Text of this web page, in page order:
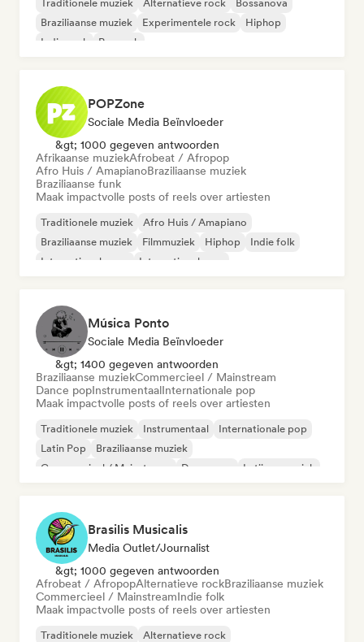
Traditionele muziek Alternatieve rock
Bossanova
Braziliaanse muziek
Experimentele rock
Hiphop
Indie rock
Poprock
POPZone
Sociale Media Beïnvloeder
&gt; 1000 gegeven antwoorden
Afrikaanse muziekAfrobeat / Afropop
Afro Huis / AmapianoBraziliaanse muziek
Braziliaanse funk
Maak impactvolle posts of reels over artiesten
Traditionele muziek
Afro Huis / Amapiano
Braziliaanse muziek
Filmmuziek Hiphop
Indie folk
Internationale pop
Internationale rap
Música Ponto
Sociale Media Beïnvloeder
&gt; 1400 gegeven antwoorden
Braziliaanse muziekCommercieel / Mainstream
Dance popInstrumentaalInternationale pop
Maak impactvolle posts of reels over artiesten
Traditionele muziek Instrumentaal
Internationale pop
Latin Pop
Braziliaanse muziek
Commercieel / Mainstream
Dance pop Latijnse muziek
Brasilis Musicalis
Media Outlet/Journalist
&gt; 1000 gegeven antwoorden
Afrobeat / AfropopAlternatieve rockBraziliaanse muziek
Commercieel / MainstreamIndie folk
Maak impactvolle posts of reels over artiesten
Traditionele muziek
Alternatieve rock